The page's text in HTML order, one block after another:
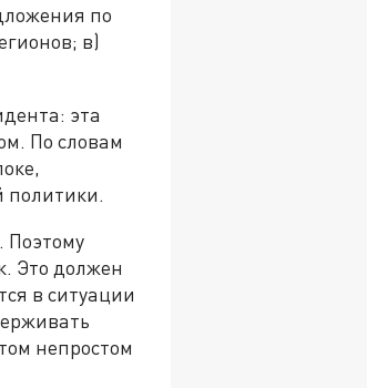
по
в)
эта
По словам
политики.
Поэтому
Это должен
в ситуации
непростом